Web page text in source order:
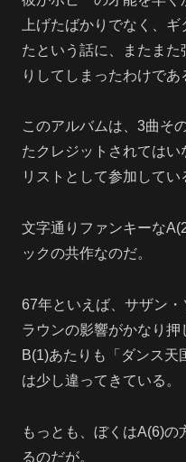
上げたばかりでなく、
たという話に、またま
りしてしまったわけであ
このアルバムは、3曲そ
たクレジットされてはい
リストとして参加してい
文字通りファンキーな
ックの共作なのだ。
67年といえば、サザン
ラウンの影響がかなり押
B(1)あたりも「ダンス天
は少し違ってきている。
もっとも、ぼくはA(6)
るのだが。